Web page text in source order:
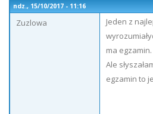
ndz., 15/10/2017 - 11:16
Zuzlowa
Jeden z
ma
Ale
egzamin to